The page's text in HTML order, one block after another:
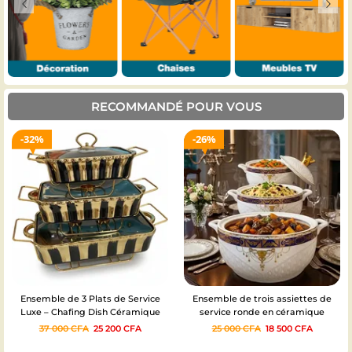
RECOMMANDÉ POUR VOUS
32%
Ensemble de 3 Plats de Service
Luxe – Chafing Dish Céramique
37 000CFA 25 200 CFA
26%
Ensemble de trois assiettes de
service ronde en céramique
25 000CFA 18 500 CFA